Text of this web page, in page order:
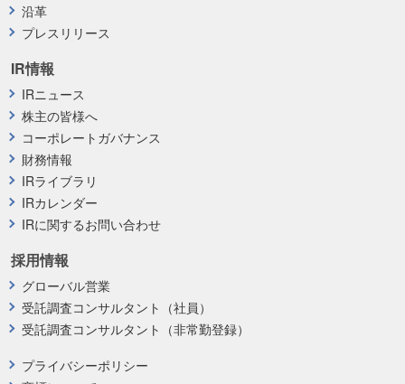
プライバシーポリシー
採用情報
グローバル営業
受託調査コンサルタント（社員）
受託調査コンサルタント（非常勤登録）
沿革
プレスリリース
IR情報
IRニュース
株主の皆様へ
コーポレートガバナンス
財務情報
IRライブラリ
IRカレンダー
IRに関するお問い合わせ